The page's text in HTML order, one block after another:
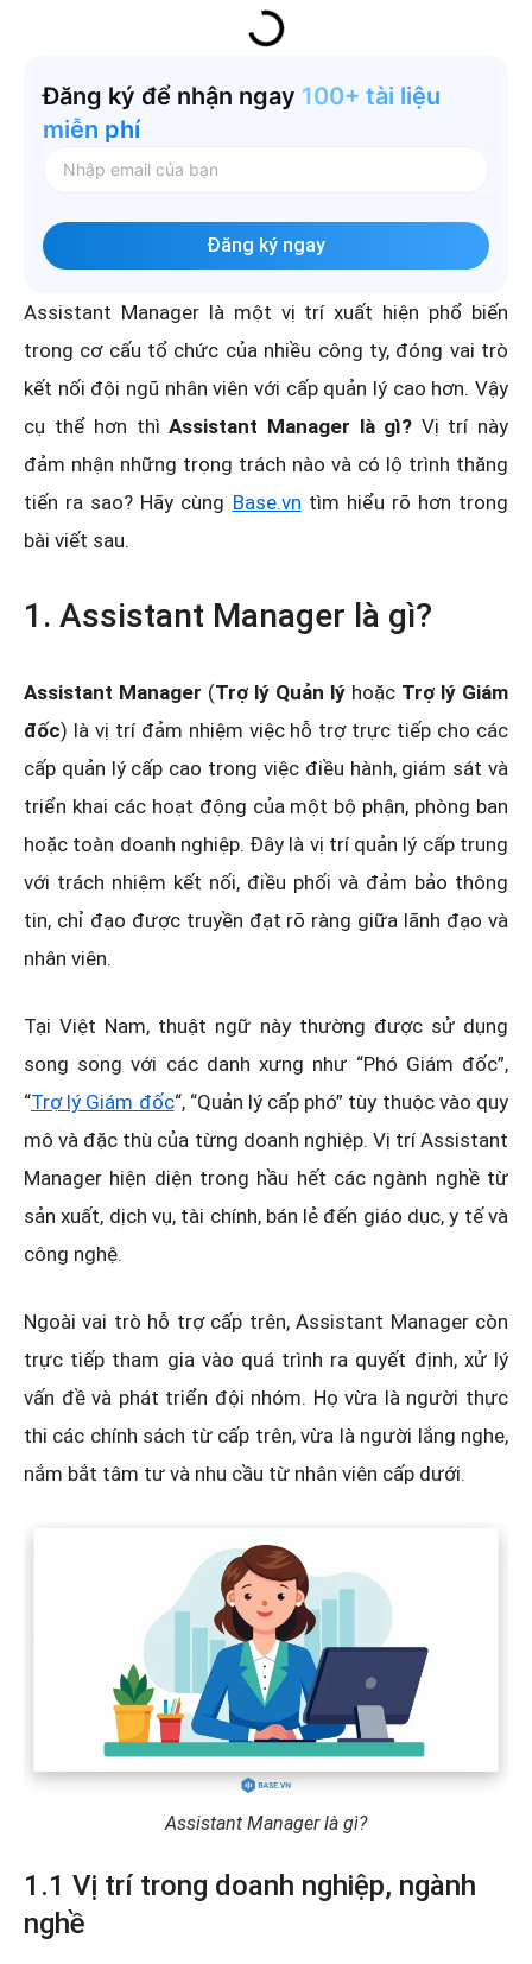
Đăng ký để nhận ngay 100+ tài liệu
miễn phí
Đăng ký ngay
Assistant Manager là một vị trí xuất hiện phổ biến
trong cơ cấu tổ chức của nhiều công ty, đóng vai trò
kết nối đội ngũ nhân viên với cấp quản lý cao hơn. Vậy
cụ thể hơn thìAssistant Manager là gì? Vị trí này
đảm nhận những trọng trách nào và có lộ trình thăng
tiến ra sao? Hãy cùng Base.vn tìm hiểu rõ hơn trong
bài viết sau.
1. Assistant Manager là gì?
Assistant Manager (Trợ lý Quản lý hoặc Trợ lý Giám
đốc) là vị trí đảm nhiệm việc hỗ trợ trực tiếp cho các
cấp quản lý cấp cao trong việc điều hành, giám sát và
triển khai các hoạt động của một bộ phận, phòng ban
hoặc toàn doanh nghiệp. Đây là vị trí quản lý cấp trung
với trách nhiệm kết nối, điều phối và đảm bảo thông
tin, chỉ đạo được truyền đạt rõ ràng giữa lãnh đạo và
nhân viên.
Tại Việt Nam, thuật ngữ này thường được sử dụng
song song với các danh xưng như “Phó Giám đốc”,
“Trợ lý Giám đốc“, “Quản lý cấp phó” tùy thuộc vào quy
mô và đặc thù của từng doanh nghiệp. Vị trí Assistant
Manager hiện diện trong hầu hết các ngành nghề từ
sản xuất, dịch vụ, tài chính, bán lẻ đến giáo dục, y tế và
công nghệ.
Ngoài vai trò hỗ trợ cấp trên, Assistant Manager còn
trực tiếp tham gia vào quá trình ra quyết định, xử lý
vấn đề và phát triển đội nhóm. Họ vừa là người thực
thi các chính sách từ cấp trên, vừa là người lắng nghe,
nắm bắt tâm tư và nhu cầu từ nhân viên cấp dưới.
Assistant Manager là gì?
1.1 Vị trí trong doanh nghiệp, ngành
nghề